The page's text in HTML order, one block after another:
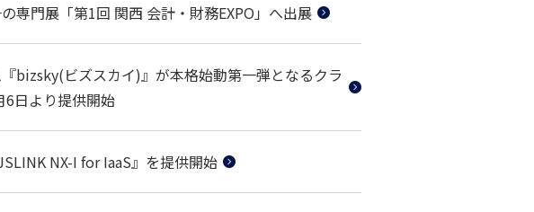
専門展「第1回 関西 会計・財務EXPO」へ出展
bizsky(ビズスカイ)』が本格始動第一弾となるクラ
6日より提供開始
NX-I for IaaS』を提供開始